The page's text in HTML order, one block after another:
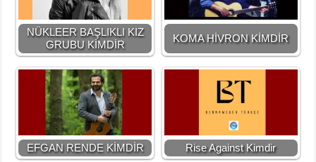
NÜKLEER BAŞLIKLI KIZ
GRUBU KİMDİR
KOMA HİVRON KİMDİR
EFGAN RENDE KİMDİR Rise Against Kimdir